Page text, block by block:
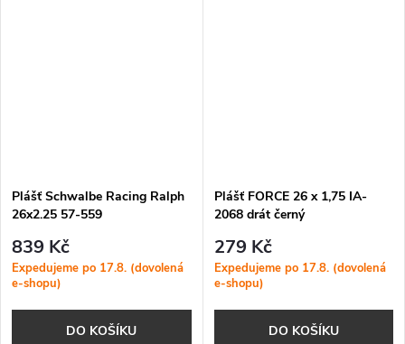
Plášť Schwalbe Racing Ralph
26x2.25 57-559
839 Kč
Expedujeme po 17.8. (dovolená
e-shopu)
DO KOŠÍKU
Plášť FORCE 26 x 1,75 IA-
2068 drát černý
279 Kč
Expedujeme po 17.8. (dovolená
e-shopu)
DO KOŠÍKU